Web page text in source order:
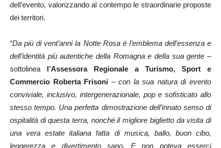
dell’evento, valorizzando al contempo le straordinarie proposte
dei territori.
“Da più di vent’anni la Notte Rosa è l’emblema dell’essenza e
dell’identità più autentiche della Romagna e della sua gente –
sottolinea l’Assessora Regionale a Turismo, Sport e
Commercio Roberta Frisoni –con la sua natura di evento
conviviale, inclusivo, intergenerazionale, pop e sofisticato allo
stesso tempo. Una perfetta dimostrazione dell’innato senso di
ospitalità di questa terra, nonché il migliore biglietto da visita di
una vera estate italiana fatta di musica, ballo, buon cibo,
leggerezza e divertimento sano. E non poteva esserci